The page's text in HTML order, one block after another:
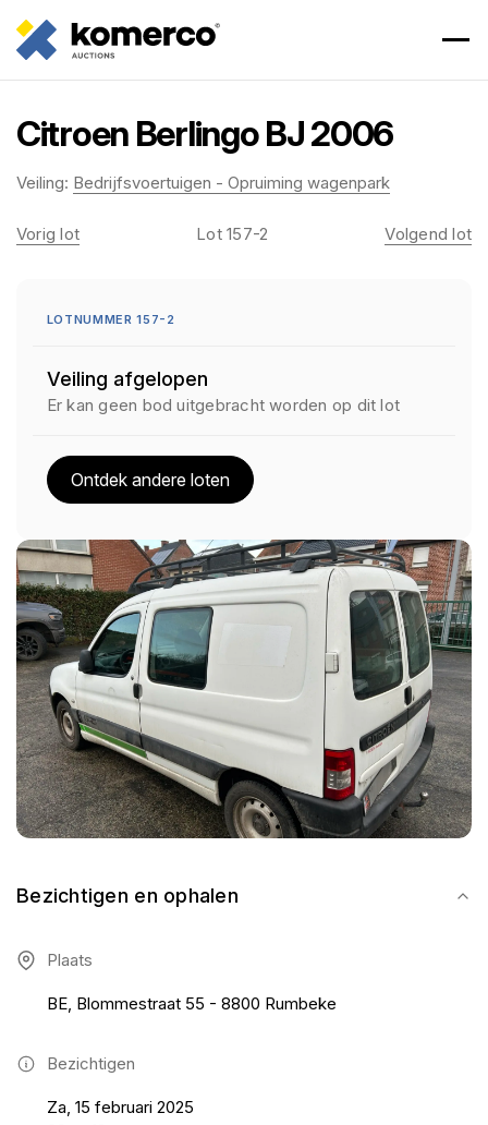
Citroen Berlingo BJ 2006
Veiling: Bedrijfsvoertuigen - Opruiming wagenpark
Bezichtigen en ophalen
Plaats
BE, Blommestraat 55 - 8800 Rumbeke
Bezichtigen
Za, 15 februari 2025
Vorig lot Lot 157-2 Volgend lot
LOTNUMMER 157-2
Veiling afgelopen
Er kan geen bod uitgebracht worden op dit lot
Ontdek andere loten